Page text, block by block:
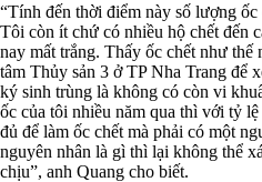
“Tính đến thời điểm này số lượng
Tôi còn ít chứ có nhiều hộ chết đến
nay mất trắng. Thấy ốc chết như thế
tâm Thủy sản 3 ở TP Nha Trang để
ký sinh trùng là không có còn vi
ốc của tôi nhiều năm qua thì với tỷ
đủ để làm ốc chết mà phải có một
nguyên nhân là gì thì lại không thể
chịu”, anh Quang cho biết.